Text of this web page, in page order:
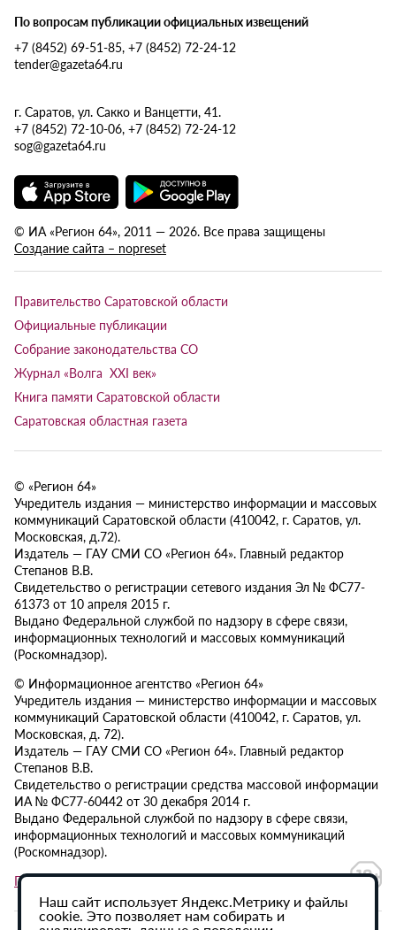
По вопросам публикации официальных извещений
+7 (8452) 69-51-85, +7 (8452) 72-24-12
tender@gazeta64.ru
г. Саратов, ул. Сакко и Ванцетти, 41.
+7 (8452) 72-10-06, +7 (8452) 72-24-12
sog@gazeta64.ru
© ИА «Регион 64», 2011 — 2026. Все права защищены
Создание сайта – nopreset
Правительство Саратовской области
Официальные публикации
Собрание законодательства СО
Журнал «Волга XXI век»
Книга памяти Саратовской области
Саратовская областная газета
© «Регион 64»
Учредитель издания — министерство информации и массовых
коммуникаций Саратовской области (410042, г. Саратов, ул.
Московская, д.72).
Издатель — ГАУ СМИ СО «Регион 64». Главный редактор
Степанов В.В.
Свидетельство о регистрации сетевого издания Эл № ФС77-
61373 от 10 апреля 2015 г.
Выдано Федеральной службой по надзору в сфере связи,
информационных технологий и массовых коммуникаций
(Роскомнадзор).
© Информационное агентство «Регион 64»
Учредитель издания — министерство информации и массовых
коммуникаций Саратовской области (410042, г. Саратов, ул.
Московская, д. 72).
Издатель — ГАУ СМИ СО «Регион 64». Главный редактор
Степанов В.В.
Свидетельство о регистрации средства массовой информации
ИА № ФС77-60442 от 30 декабря 2014 г.
Выдано Федеральной службой по надзору в сфере связи,
информационных технологий и массовых коммуникаций
(Роскомнадзор).
Политика в отношении обработки персональных данных
Наш сайт использует Яндекс.Метрику и файлы
cookie. Это позволяет нам собирать и